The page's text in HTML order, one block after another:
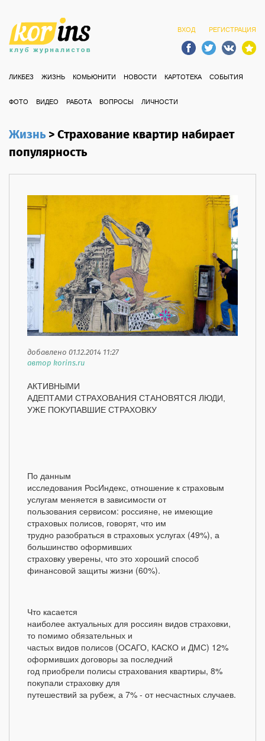
ВХОД РЕГИСТРАЦИЯ
ЛИКБЕЗ ЖИЗНЬ КОМЬЮНИТИ НОВОСТИ КАРТОТЕКА СОБЫТИЯ
ФОТО ВИДЕО РАБОТА ВОПРОСЫ ЛИЧНОСТИ
Жизнь>Страхование квартир набирает
популярность
добавлено 01.12.2014 11:27
автор korins.ru
АКТИВНЫМИ
АДЕПТАМИ СТРАХОВАНИЯ СТАНОВЯТСЯ ЛЮДИ,
УЖЕ ПОКУПАВШИЕ СТРАХОВКУ
По данным
исследования РосИндекс, отношение к страховым
услугам меняется в зависимости от
пользования сервисом: россияне, не имеющие
страховых полисов, говорят, что им
трудно разобраться в страховых услугах (49%), а
большинство оформивших
страховку уверены, что это хороший способ
финансовой защиты жизни (60%).
Что касается
наиболее актуальных для россиян видов страховки,
то помимо обязательных и
частых видов полисов (ОСАГО, КАСКО и ДМС) 12%
оформивших договоры за последний
год приобрели полисы страхования квартиры, 8%
покупали страховку для
путешествий за рубеж, а 7% - от несчастных случаев.